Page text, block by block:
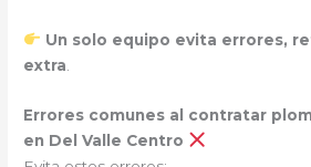
Un solo equipo evita errores,
extra
Errores comunes al contratar
en Del Valle Centro